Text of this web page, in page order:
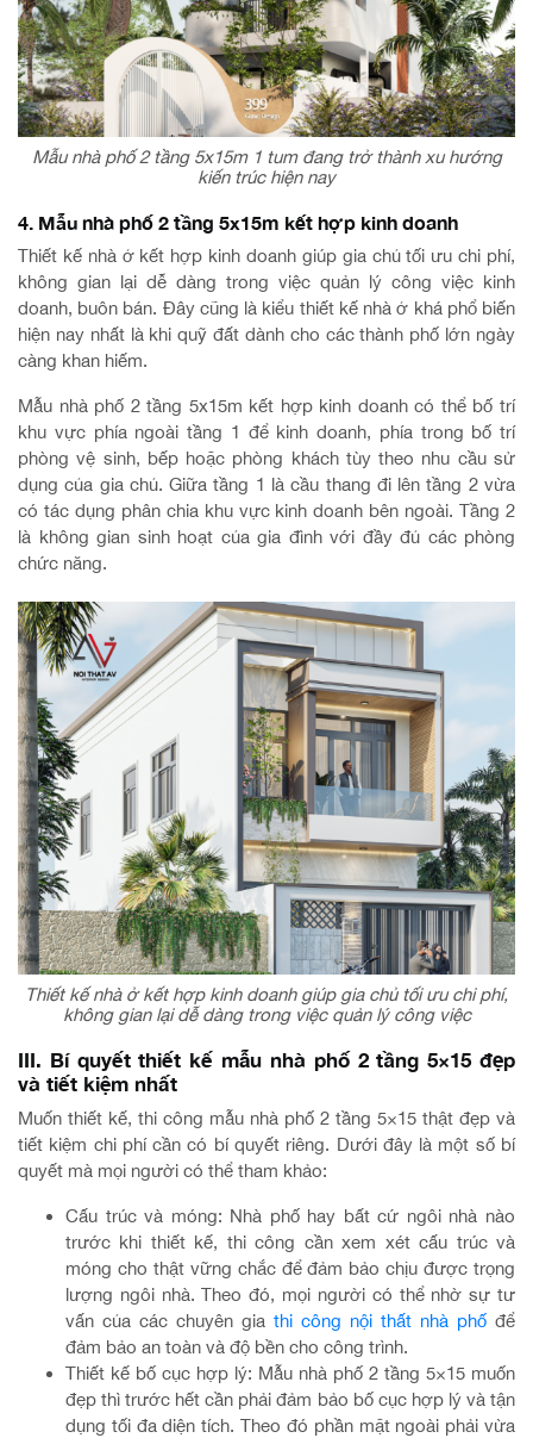
Mẫu nhà phố 2 tầng 5x15m 1 tum đang trở thành xu hướng
kiến trúc hiện nay
4. Mẫu nhà phố 2 tầng 5x15m kết hợp kinh doanh
Thiết kế nhà ở kết hợp kinh doanh giúp gia chủ tối ưu chi phí,
không gian lại dễ dàng trong việc quản lý công việc kinh
doanh, buôn bán. Đây cũng là kiểu thiết kế nhà ở khá phổ biến
hiện nay nhất là khi quỹ đất dành cho các thành phố lớn ngày
càng khan hiếm.
Mẫu nhà phố 2 tầng 5x15m kết hợp kinh doanh có thể bố trí
khu vực phía ngoài tầng 1 để kinh doanh, phía trong bố trí
phòng vệ sinh, bếp hoặc phòng khách tùy theo nhu cầu sử
dụng của gia chủ. Giữa tầng 1 là cầu thang đi lên tầng 2 vừa
có tác dụng phân chia khu vực kinh doanh bên ngoài. Tầng 2
là không gian sinh hoạt của gia đình với đầy đủ các phòng
chức năng.
Thiết kế nhà ở kết hợp kinh doanh giúp gia chủ tối ưu chi phí,
không gian lại dễ dàng trong việc quản lý công việc
III. Bí quyết thiết kế mẫu nhà phố 2 tầng 5×15 đẹp
và tiết kiệm nhất
Muốn thiết kế, thi công mẫu nhà phố 2 tầng 5×15 thật đẹp và
tiết kiệm chi phí cần có bí quyết riêng. Dưới đây là một số bí
quyết mà mọi người có thể tham khảo:
Cấu trúc và móng: Nhà phố hay bất cứ ngôi nhà nào
trước khi thiết kế, thi công cần xem xét cấu trúc và
móng cho thật vững chắc để đảm bảo chịu được trọng
lượng ngôi nhà. Theo đó, mọi người có thể nhờ sự tư
vấn của các chuyên gia thi công nội thất nhà phố để
đảm bảo an toàn và độ bền cho công trình.
Thiết kế bố cục hợp lý: Mẫu nhà phố 2 tầng 5×15 muốn
đẹp thì trước hết cần phải đảm bảo bố cục hợp lý và tận
dụng tối đa diện tích. Theo đó phần mặt ngoài phải vừa